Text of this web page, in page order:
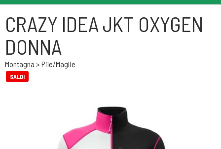
CRAZY IDEA JKT OXYGEN
DONNA
Montagna > Pile/maglie
SALDI